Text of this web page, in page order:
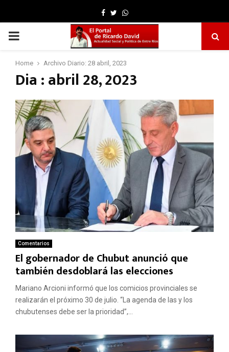
Facebook
TwitterWhatsapp
PRIMARY
MENU
Home Archivo Diario: 28 abril, 2023
Dia : abril 28, 2023
Comentarios
El gobernador de Chubut anunció que
también desdoblará las elecciones
Mariano Arcioni informó que los comicios provinciales se
realizarán el próximo 30 de julio. “La agenda de las y los
chubutenses debe ser la prioridad”,...